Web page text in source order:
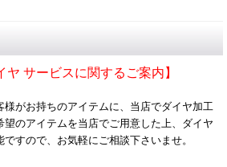
ヤ サービスに関するご案内】
様がお持ちのアイテムに、当店でダイヤ加工
望のアイテムを当店でご用意した上、ダイヤ
すので、お気軽にご相談下さいませ。